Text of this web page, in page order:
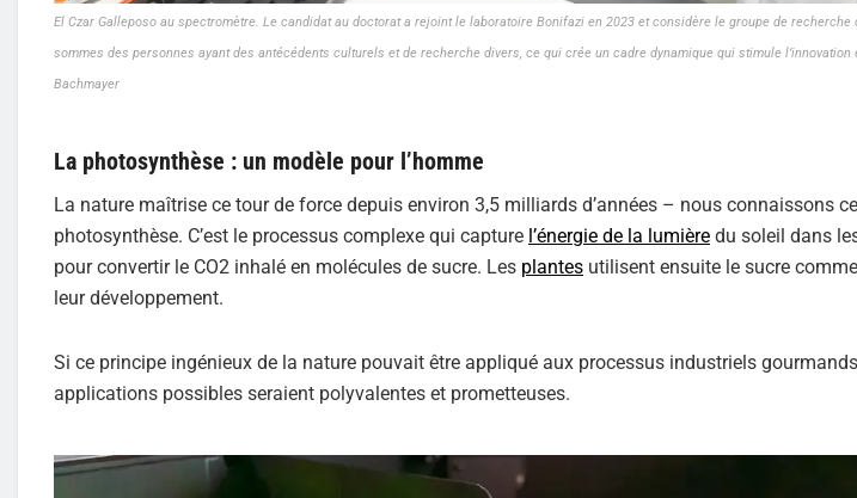
El Czar Galleposo au spectromètre. Le candidat au doctorat a rejoint le laboratoire Bonifazi en 2023 et considère le groupe de recherche
sommes des personnes ayant des antécédents culturels et de recherche divers, ce qui crée un cadre dynamique qui stimule l’innovation
Bachmayer
La photosynthèse : un modèle pour l’homme
La nature maîtrise ce tour de force depuis environ 3,5 milliards d’années – nous connaissons
photosynthèse. C’est le processus complexe qui capture l’énergie de la lumière du soleil dans
pour convertir le CO2 inhalé en molécules de sucre. Les plantes utilisent ensuite le sucre
leur développement.
Si ce principe ingénieux de la nature pouvait être appliqué aux processus industriels
applications possibles seraient polyvalentes et prometteuses.